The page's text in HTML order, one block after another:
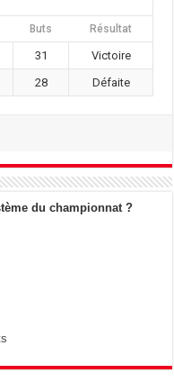
Buts Résultat
31
Victoire
28 Défaite
du championnat ?